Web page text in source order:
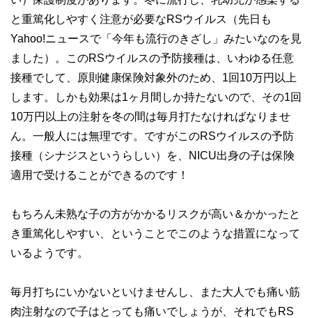
と重篤化しやすく注意が必要なRSウイルス（先日も
Yahoo!ニュースで「今年も流行のきざし」みたいなのを見
ました）。このRSウイルスの予防接種は、いわゆる任意
接種でして、原則健康保険対象外のため、1回10万円以上
します。しかも効果は1ヶ月間しか持たないので、その1回
10万円以上の注射を冬の間は毎月打たなければなりませ
ん。一般人には無理です。ですがこのRSウイルスの予防
接種（シナジスというらしい）を、NICU出身の子は保険
適用で受けることができるのです！
もちろん未熟な子の方がかかるリスクが高い＆かかったと
き重篤化しやすい、ということでこのような措置になって
いるようです。
毎月打ちにいかないといけませんし、また大人でも痛い筋
肉注射なので子はとっても痛いでしょうが、それでもRS